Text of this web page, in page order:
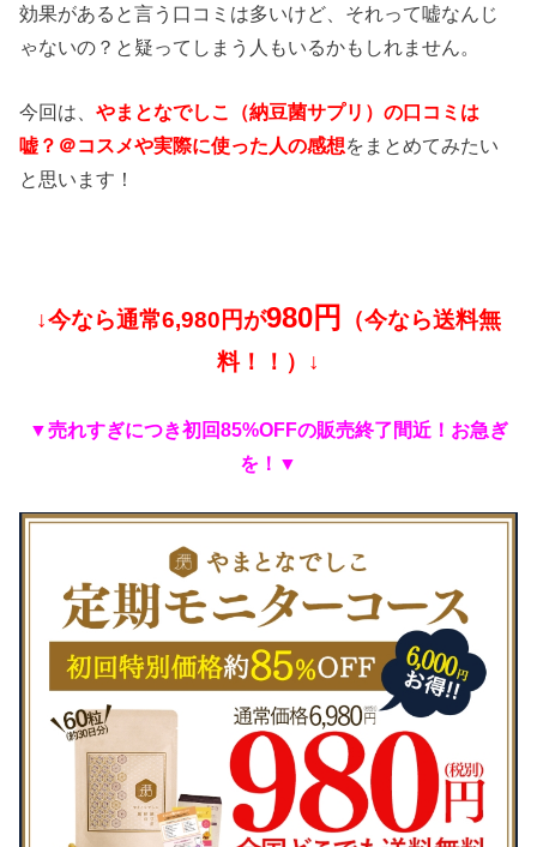
効果があると言う口コミは多いけど、それって嘘なんじ
ゃないの？と疑ってしまう人もいるかもしれません。
今回は、やまとなでしこ（納豆菌サプリ）の口コミは
嘘？＠コスメや実際に使った人の感想をまとめてみたい
と思います！
↓今なら通常6,980円が980円
（今なら送料無
料！！）↓
▼売れすぎにつき初回85%OFFの販売終了間近！お急ぎ
を！▼